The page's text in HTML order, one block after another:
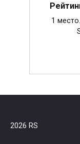
1
2026 RS